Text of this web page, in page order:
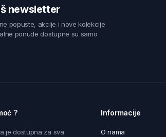
newsletter
popuste, akcije i nove kolekcije
ponude dostupne su samo
?
je dostupna za sva
Informacije
O nama